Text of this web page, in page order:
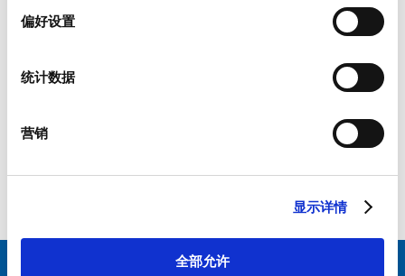
偏好设置
统计数据
营销
显示详情
全部允许
流程内部制造能力，SCHURTER 确保了始终如一
性。
能系统（ESS）、电动汽车充电设施、智能电网组
件、不间断电源（UPS）以及测试测量设备。